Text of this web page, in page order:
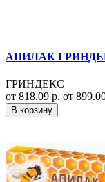
АПИЛАК
ГРИНДЕКС
от 818.09 р. от
В корзину